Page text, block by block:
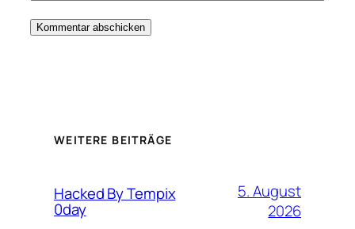
WEITERE BEITRÄGE
Hacked By Tempix
0day
5. August
2026